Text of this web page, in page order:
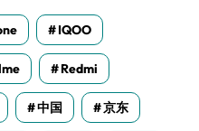
IQOO
Redmi
中国 京东